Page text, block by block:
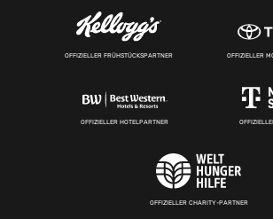
OFFIZIELLER FRÜHSTÜCKSPARTNER OFFIZIELLER
OFFIZIELLER HOTELPARTNER
OFFIZIELLER CHARITY-PARTNER